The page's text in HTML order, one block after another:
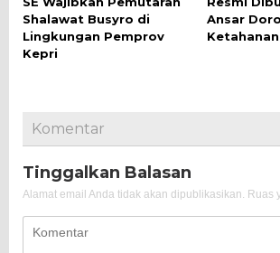
Shalawat Busyro di
Lingkungan Pemprov
Kepri
Ansar
Komentar
Tinggalkan Balasan
Alamat email Anda tidak akan dipublikasikan. Ruas